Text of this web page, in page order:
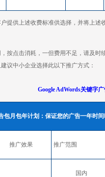
提供上述收费标准供选择，并将上述
按点击消耗，一但费用不足，请及时
议中小企业选择此以下推广方式：
Google AdWords关键字
包月包年计划：保证您的广告一年时
推广效果 推广范围
国内